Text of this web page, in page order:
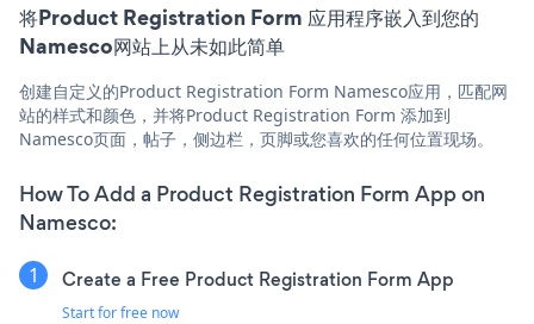
将Product Registration Form 应用程序嵌入到您的
Namesco网站上从未如此简单
创建自定义的Product Registration Form Namesco应用，匹配网
站的样式和颜色，并将Product Registration Form 添加到
Namesco页面，帖子，侧边栏，页脚或您喜欢的任何位置现场。
How To Add a Product Registration Form App on
Namesco:
Create a Free Product Registration Form App
Start for free now